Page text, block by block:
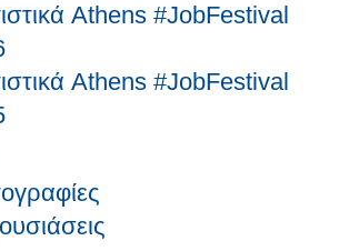
Athens #JobFestival
Athens #JobFestival